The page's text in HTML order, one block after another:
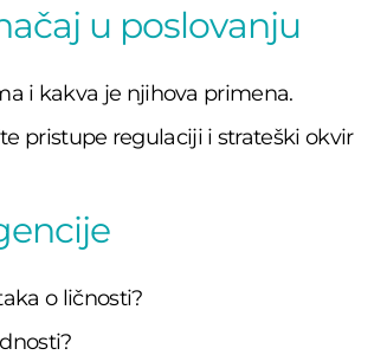
u poslovanju
i kakva je njihova primena.
pristupe regulaciji i strateški okvir
o ličnosti?